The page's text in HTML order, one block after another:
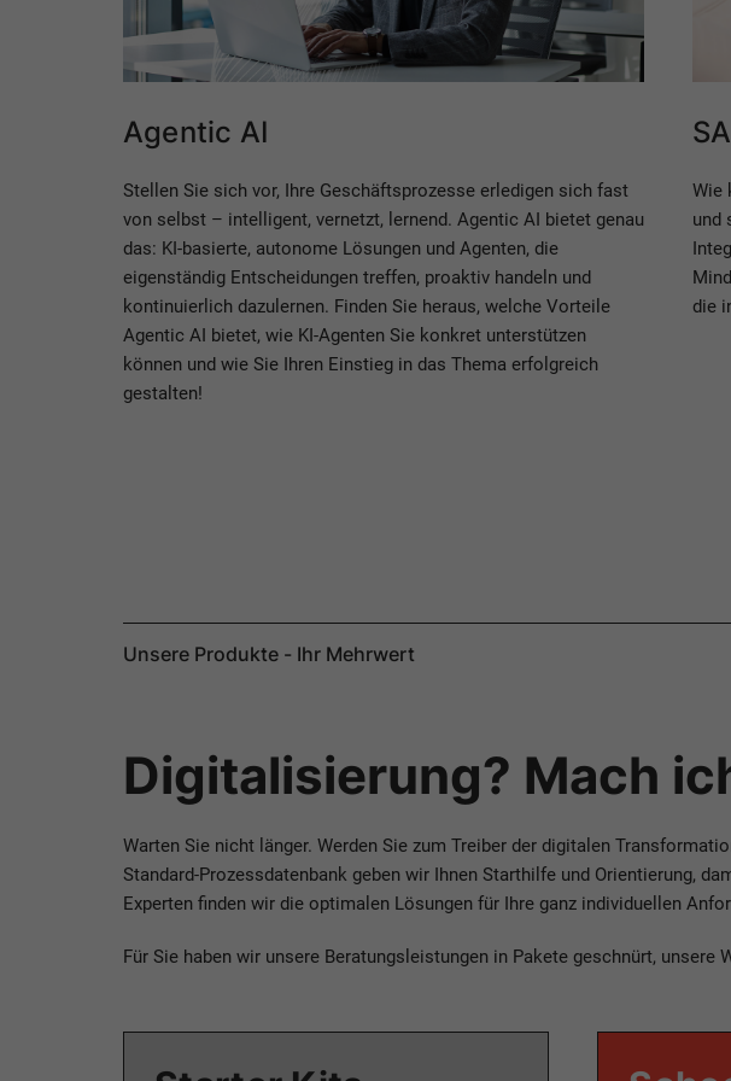
Agentic AI
Stellen Sie sich vor, Ihre Geschäftsprozesse erledigen sich fast
von selbst – intelligent, vernetzt, lernend. Agentic AI bietet genau
das: KI-basierte, autonome Lösungen und Agenten, die
eigenständig Entscheidungen treffen, proaktiv handeln und
kontinuierlich dazulernen. Finden Sie heraus, welche Vorteile
Agentic AI bietet, wie KI-Agenten Sie konkret unterstützen
können und wie Sie Ihren Einstieg in das Thema erfolgreich
gestalten!
Wie
und
die
Unsere Produkte - Ihr Mehrwert
Digitalisierung? Mach
Warten Sie nicht länger. Werden Sie zum Treiber der digitalen
Standard-Prozessdatenbank geben wir Ihnen Starthilfe und Orientierung,
Experten finden wir die optimalen Lösungen für Ihre ganz individuellen
Für Sie haben wir unsere Beratungsleistungen in Pakete geschnürt,